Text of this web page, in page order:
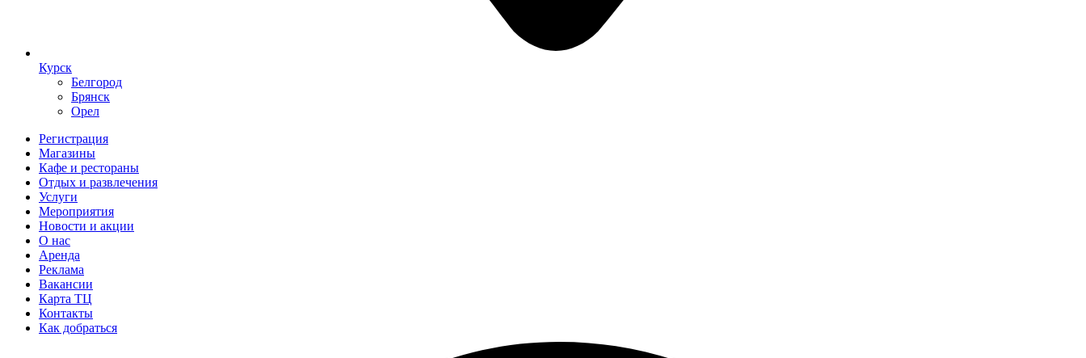
Курск
Белгород
Брянск
Орел
Регистрация
Магазины
Кафе и рестораны
Отдых и развлечения
Услуги
Мероприятия
Новости и акции
О нас
Аренда
Реклама
Вакансии
Карта ТЦ
Контакты
Как добраться